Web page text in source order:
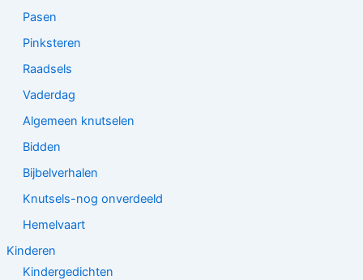
Pasen
Pinksteren
Raadsels
Vaderdag
Algemeen knutselen
Bidden
Bijbelverhalen
Knutsels-nog onverdeeld
Hemelvaart
Kinderen
Kindergedichten